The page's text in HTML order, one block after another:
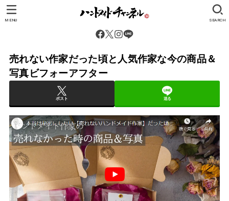
SEARCH
MENU
売れない作家だった頃と人気作家な今の商品＆
写真ビフォーアフター
ポスト 送る